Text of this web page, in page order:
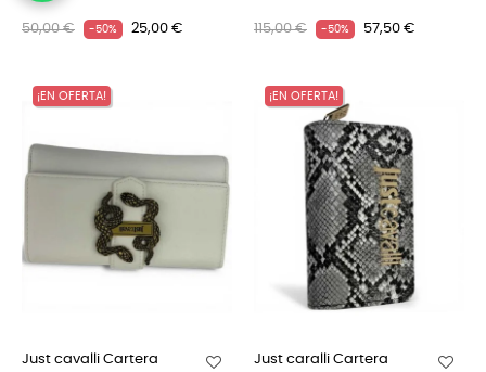
50,00 € -50% 25,00 € 115,00 € -50% 57,50 €
¡EN OFERTA!
Just cavalli Cartera
¡EN OFERTA!
Just caralli Cartera